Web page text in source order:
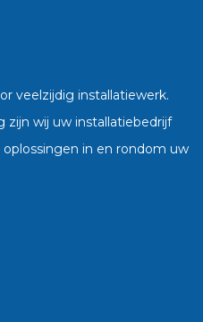
veelzijdig installatiewerk.
zijn wij uw installatiebedrijf
in en rondom uw